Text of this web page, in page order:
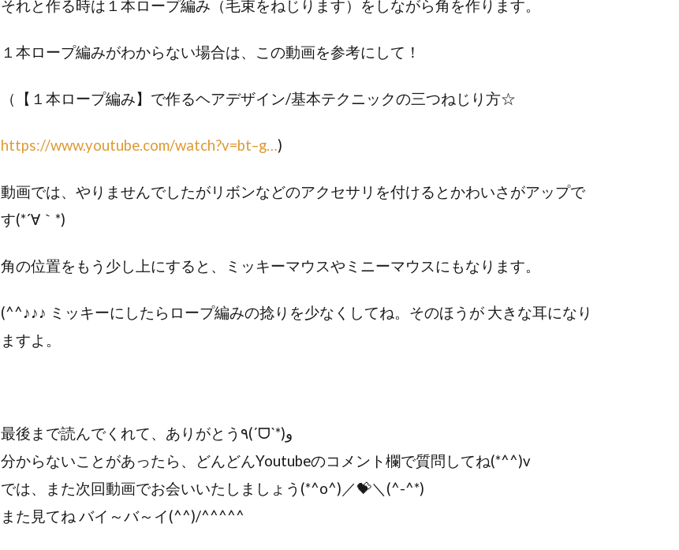
それと作る時は１本ロープ編み（毛束をねじります）をしながら角を作ります。
１本ロープ編みがわからない場合は、この動画を参考にして！
（【１本ロープ編み】で作るヘアデザイン/基本テクニックの三つねじり方☆
https://www.youtube.com/watch?v=bt–g…)
動画では、やりませんでしたがリボンなどのアクセサリを付けるとかわいさがアップで
す(*´∀｀*)
角の位置をもう少し上にすると、ミッキーマウスやミニーマウスにもなります。
(^^♪♪♪ ミッキーにしたらロープ編みの捻りを少なくしてね。そのほうが 大きな耳になり
ますよ。
最後まで読んでくれて、ありがとう٩(ˊᗜˋ*)و
分からないことがあったら、どんどんYoutubeのコメント欄で質問してね(*^^)v
では、また次回動画でお会いいたしましょう(*^o^)／💝＼(^-^*)
また見てね バイ～バ～イ(^^)/^^^^^